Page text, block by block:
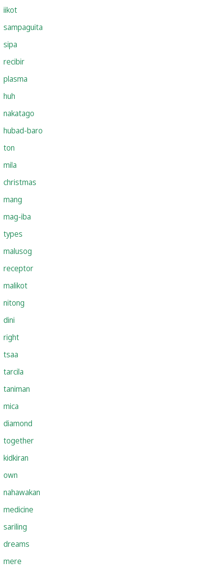
iikot
sampaguita
sipa
recibir
plasma
huh
nakatago
hubad-baro
ton
mila
christmas
mang
mag-iba
types
malusog
receptor
malikot
nitong
dini
right
tsaa
tarcila
taniman
mica
diamond
together
kidkiran
own
nahawakan
medicine
sariling
dreams
mere